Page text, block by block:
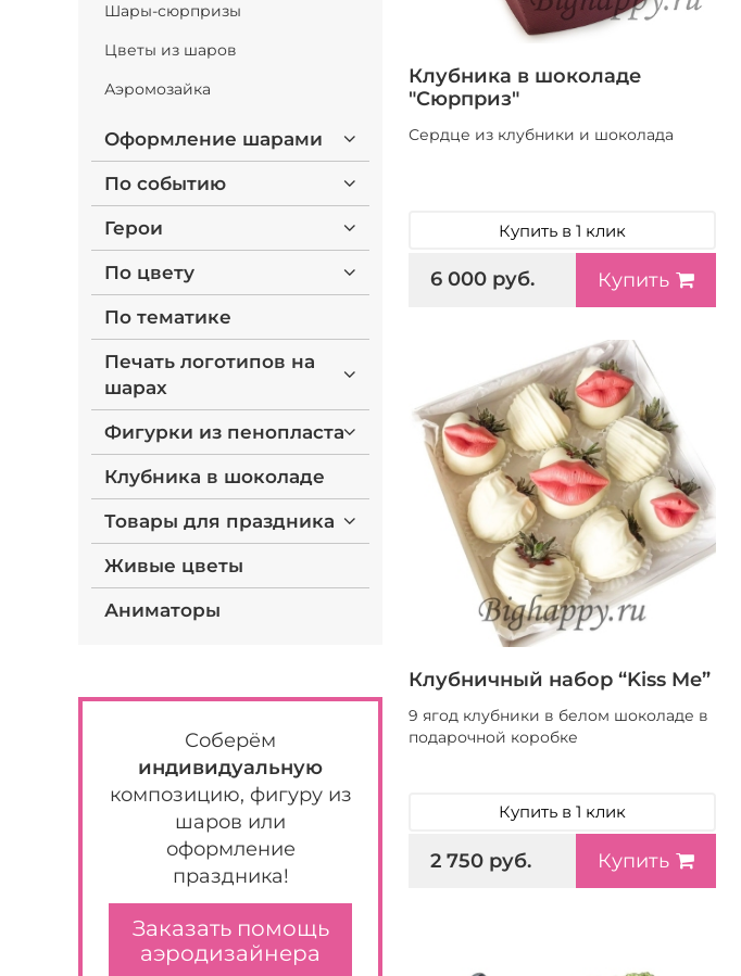
Шары-сюрпризы
Цветы из шаров
Аэромозайка
Оформление шарами
По событию
Герои
По цвету
По тематике
Печать логотипов на
шарах
Фигурки из пенопласта
Клубника в шоколаде
Товары для праздника
Живые цветы
Аниматоры
Соберём
индивидуальную
композицию, фигуру из
шаров или
оформление
праздника!
Заказать помощь
аэродизайнера
Клубника в шоколаде
"Сюрприз"
Сердце из клубники и шоколада
Купить в 1 клик
6 000 руб. Купить
Клубничный набор “Kiss Me”
9 ягод клубники в белом шоколаде в
подарочной коробке
Купить в 1 клик
2 750 руб. Купить